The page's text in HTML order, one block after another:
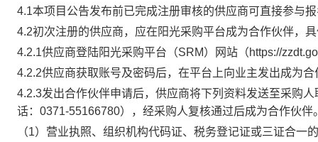
4.1本项目公告发布前已完成注册审核的供应商可直接参与
4.2初次注册的供应商，应在阳光采购平台成为合作伙伴，
4.2.1供应商登陆阳光采购平台（SRM）网站（https://
4.2.2供应商获取账号及密码后，在平台上向业主发出成为
4.2.3发出合作伙伴申请后，供应商将下列资料发送至采购人
话： 0371-55166780），经采购人复核通过后成为合作伙伴
（1）营业执照、组织机构代码证、税务登记证或三证合一